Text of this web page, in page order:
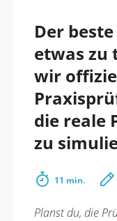
Der
etwas zu
wir
die reale
zu
11 min.
Planst du, die